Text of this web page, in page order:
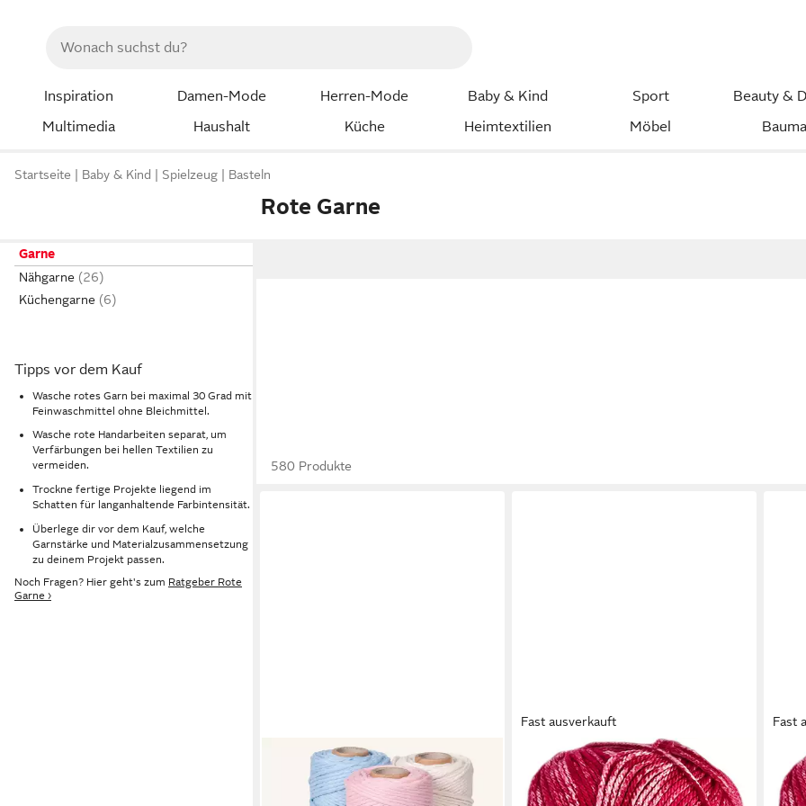
Inspiration Damen-Mode Herren-Mode Baby & Kind Sport Beauty &
Multimedia
Haushalt Küche Heimtextilien Möbel
Startseite Baby & Kind Spielzeug Basteln
Rote Garne
Garne
Nähgarne
Küchengarne
Tipps vor dem Kauf
Wasche rotes Garn bei maximal 30 Grad mit
Feinwaschmittel ohne Bleichmittel.
Wasche rote Handarbeiten separat, um
Verfärbungen bei hellen Textilien zu
vermeiden.
Trockne fertige Projekte liegend im
Schatten für langanhaltende Farbintensität.
Überlege dir vor dem Kauf, welche
Garnstärke und Materialzusammensetzung
zu deinem Projekt passen.
Noch Fragen? Hier geht's zum Ratgeber Rote
Garne ›
580 Produkte
STANKE
Makramee Garn 3mm Set 3x100 m -
Farben: Hellblau, Rosa, Natur
Fast ausverkauft
GRÜNDL
50 Gramm Gründl Cotton Quick Print
Strickgarn Farbauswahl Bastelgarn
Fast
50